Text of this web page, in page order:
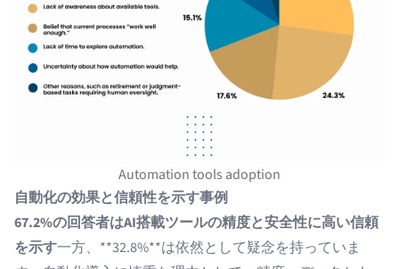
Automation tools adoption
自動化の効果と信頼性を示す事例
67.2%の回答者はAI搭載ツールの精度と安全性に高い信頼
を示す一方、**32.8%**は依然として疑念を持っていま